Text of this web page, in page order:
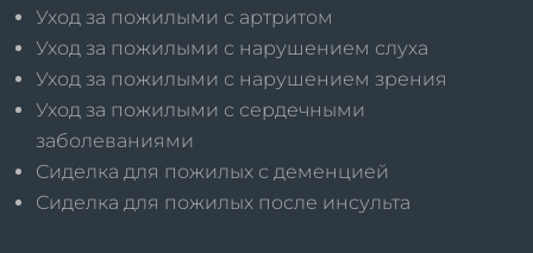
Уход за пожилыми с артритом
Уход за пожилыми с нарушением слуха
Уход за пожилыми с нарушением зрения
Уход за пожилыми с сердечными
заболеваниями
Сиделка для пожилых с деменцией
Сиделка для пожилых после инсульта